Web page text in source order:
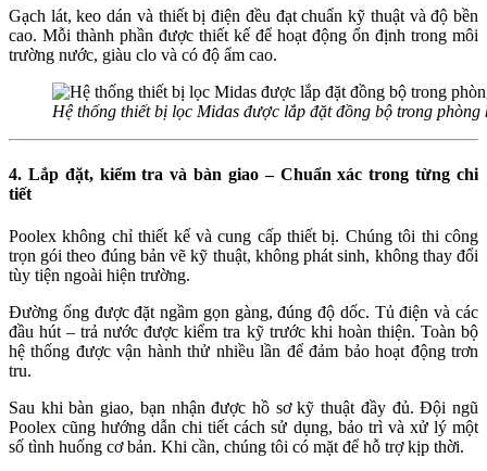
Gạch lát, keo dán và thiết bị điện đều đạt chuẩn kỹ thuật và độ bền
cao. Mỗi thành phần được thiết kế để hoạt động ổn định trong môi
trường nước, giàu clo và có độ ẩm cao.
Hệ thống thiết bị lọc Midas được lắp đặt đồng bộ trong phòng
4. Lắp đặt, kiểm tra và bàn giao – Chuẩn xác trong từng chi
tiết
Poolex không chỉ thiết kế và cung cấp thiết bị. Chúng tôi thi công
trọn gói theo đúng bản vẽ kỹ thuật, không phát sinh, không thay đổi
tùy tiện ngoài hiện trường.
Đường ống được đặt ngầm gọn gàng, đúng độ dốc. Tủ điện và các
đầu hút – trả nước được kiểm tra kỹ trước khi hoàn thiện. Toàn bộ
hệ thống được vận hành thử nhiều lần để đảm bảo hoạt động trơn
tru.
Sau khi bàn giao, bạn nhận được hồ sơ kỹ thuật đầy đủ. Đội ngũ
Poolex cũng hướng dẫn chi tiết cách sử dụng, bảo trì và xử lý một
số tình huống cơ bản. Khi cần, chúng tôi có mặt để hỗ trợ kịp thời.